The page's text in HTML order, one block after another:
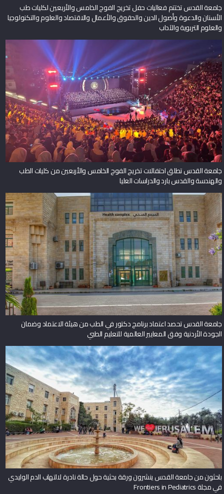
جامعة القدس تختتم فعاليات حفل تخريج الفوج الخامس والأربعين لكليات طب
الأسنان والدعوة وأصول الدين والحقوق والأعمال والاقتصاد والعلوم والتكنولوجيا
والعلوم التربوية والآداب
جامعة القدس تطلق احتفالات تخريج الفوج الخامس والأربعين من كليات الطب
والهندسة والقدس بارد والدراسات العليا
جامعة القدس تحصد اعتماد برنامج دكتور في الطب من هيئة الاعتماد وضمان
الجودة الأردنية وفق المعايير العالمية للتعليم الطبي
باحثون من جامعة القدس ينشرون ورقة بحثية حول حالة نادرة لالتهاب الدم الوليدي
في مجلة Frontiers in Pediatrics